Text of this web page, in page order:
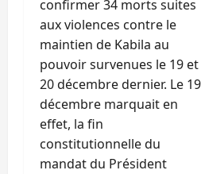
confirmer 34 morts suites
aux violences contre le
maintien de Kabila au
pouvoir survenues le 19 et
20 décembre dernier. Le 19
décembre marquait en
effet, la fin
constitutionnelle du
mandat du Président